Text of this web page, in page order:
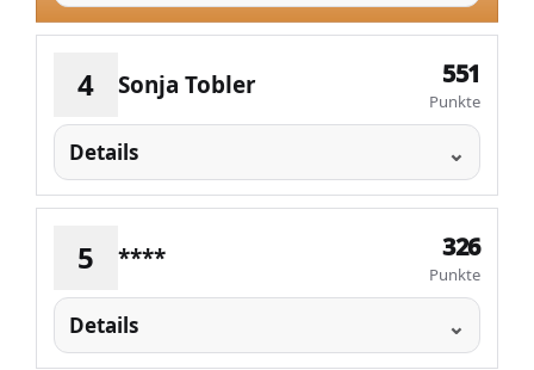
4 Sonja Tobler 551
Punkte
Details
5 **** 326
Punkte
Details